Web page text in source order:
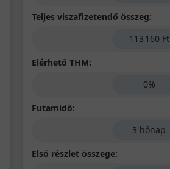
Teljes viszafizetendő összeg:
113 160 Ft
Elérhető THM:
0%
Futamidő:
3 hónap
Első részlet összege: